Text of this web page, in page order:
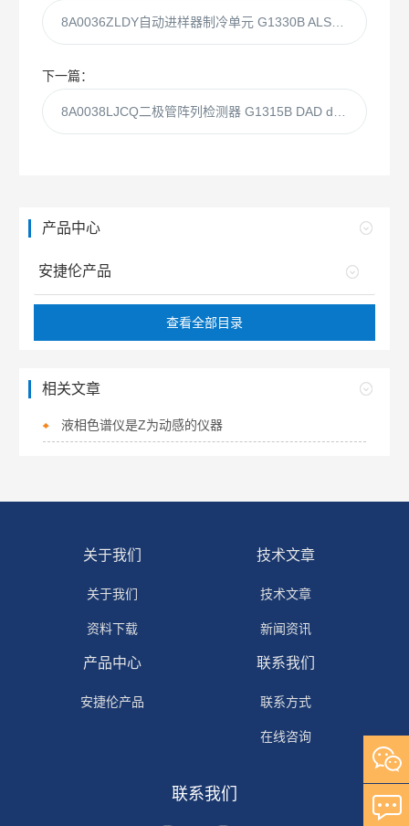
下一篇：
产品中心
安捷伦产品
查看全部目录
相关文章
液相色谱仪是Z为动感的仪器
关于我们
关于我们
资料下载
技术文章
技术文章
新闻资讯
产品中心
安捷伦产品
联系我们
联系方式
在线咨询
联系我们